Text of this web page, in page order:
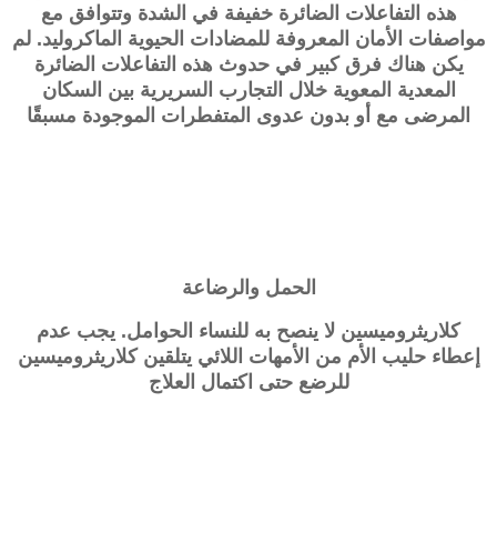
هذه التفاعلات الضائرة خفيفة في الشدة وتتوافق مع
مواصفات الأمان المعروفة للمضادات الحيوية الماكروليد. لم
يكن هناك فرق كبير في حدوث هذه التفاعلات الضائرة
المعدية المعوية خلال التجارب السريرية بين السكان
المرضى مع أو بدون عدوى المتفطرات الموجودة مسبقًا
الحمل والرضاعة
كلاريثروميسين لا ينصح به للنساء الحوامل. يجب عدم
إعطاء حليب الأم من الأمهات اللائي يتلقين كلاريثروميسين
للرضع حتى اكتمال العلاج